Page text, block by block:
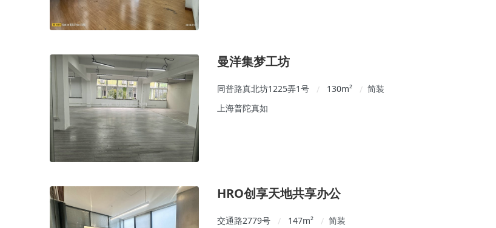
曼洋集梦工坊
同普路真北坊1225弄1号 / 130m² / 简装
上海普陀真如
HRO创享天地共享办公
交通路2779号 / 147m² / 简装